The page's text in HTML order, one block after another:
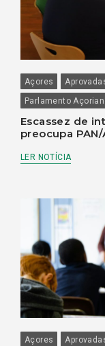
Açores
Parlamento
Escassez de
preocupa
LER NOTÍCIA
Açores